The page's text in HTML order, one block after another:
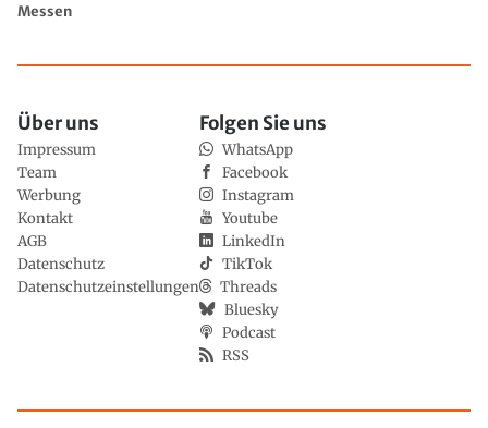
Messen
Über uns
Impressum
Team
Werbung
Kontakt
AGB
Datenschutz
Datenschutzeinstellungen
Folgen Sie uns
WhatsApp
Facebook
Instagram
Youtube
LinkedIn
TikTok
Threads
Bluesky
Podcast
RSS